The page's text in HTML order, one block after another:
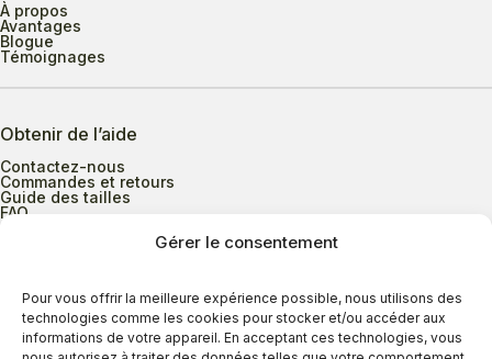
Gérer le consentement
Pour vous offrir la meilleure expérience possible, nous utilisons des
technologies comme les cookies pour stocker et/ou accéder aux
informations de votre appareil. En acceptant ces technologies, vous
À propos
Avantages
Blogue
Témoignages
Obtenir de l’aide
Contactez-nous
Commandes et retours
Guide des tailles
FAQ
Heures d’ouverture
Lundi au mercredi
9h00 à 17h30